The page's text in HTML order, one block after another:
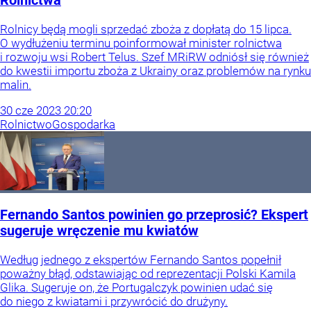
Rolnicy będą mogli sprzedać zboża z dopłatą do 15 lipca.
O wydłużeniu terminu poinformował minister rolnictwa
i rozwoju wsi Robert Telus. Szef MRiRW odniósł się również
do kwestii importu zboża z Ukrainy oraz problemów na rynku
malin.
30 cze 2023 20:20
RolnictwoGospodarka
Fernando Santos powinien go przeprosić? Ekspert
sugeruje wręczenie mu kwiatów
Według jednego z ekspertów Fernando Santos popełnił
poważny błąd, odstawiając od reprezentacji Polski Kamila
Glika. Sugeruje on, że Portugalczyk powinien udać się
do niego z kwiatami i przywrócić do drużyny.